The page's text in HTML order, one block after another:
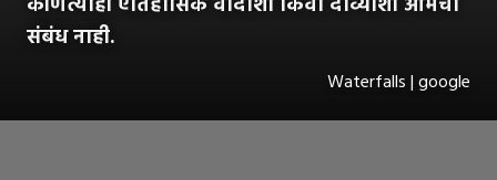
संबंध नाही.
Waterfalls | google